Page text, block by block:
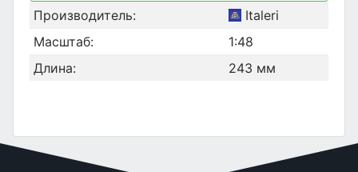
Производитель:
Italeri
Масштаб:
1:48
Длина:
243 мм